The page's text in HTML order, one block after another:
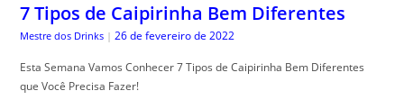
7 Tipos de Caipirinha Bem Diferentes
Mestre dos Drinks | 26 de fevereiro de 2022
Esta Semana Vamos Conhecer 7 Tipos de Caipirinha Bem Diferentes
que Você Precisa Fazer!